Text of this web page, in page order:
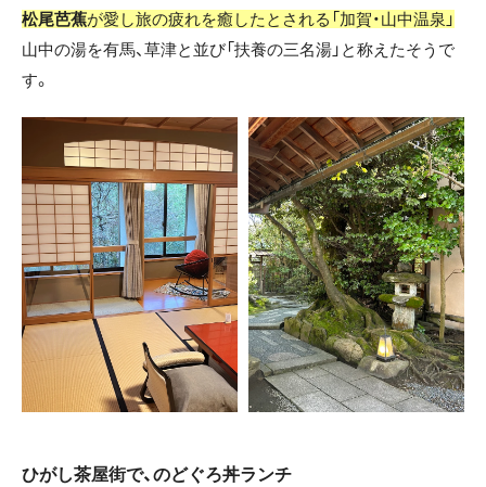
松尾芭蕉が愛し旅の疲れを癒したとされる「加賀・山中温泉」
山中の湯を有馬、草津と並び「扶養の三名湯」と称えたそうで
す。
ひがし茶屋街で、のどぐろ丼ランチ